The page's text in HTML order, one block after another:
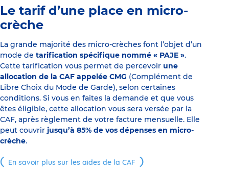
Le tarif d’une place en micro-
crèche
La grande majorité des micro-crèches font l’objet d’un
mode de tarification spécifique nommé « PAJE ».
Cette tarification vous permet de percevoir une
allocation de la CAF appelée CMG (Complément de
Libre Choix du Mode de Garde), selon certaines
conditions. Si vous en faites la demande et que vous
êtes éligible, cette allocation vous sera versée par la
CAF, après règlement de votre facture mensuelle. Elle
peut couvrir jusqu’à 85% de vos dépenses en micro-
crèche.
En savoir plus sur les aides de la CAF